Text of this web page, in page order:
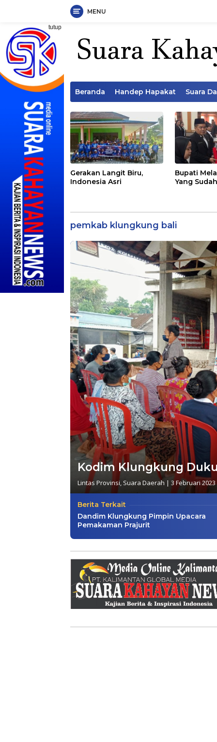
Langsung
konten
MENU
tutup
Beranda Handep Hapakat Suara
Gerakan Langit Biru,
Indonesia Asri
Bupati
Yang
pemkab klungkung bali
Kodim Klungkung
Lintas Provinsi, Suara Daerah | 3 Februari 2023
Berita Terkait
Dandim Klungkung Pimpin Upacara
Pemakaman Prajurit